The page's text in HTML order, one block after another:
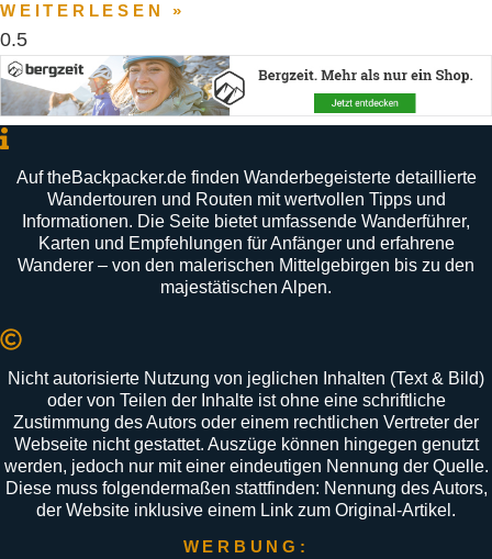
WEITERLESEN »
Auf theBackpacker.de finden Wanderbegeisterte detaillierte
Wandertouren und Routen mit wertvollen Tipps und
Informationen. Die Seite bietet umfassende Wanderführer,
Karten und Empfehlungen für Anfänger und erfahrene
Wanderer – von den malerischen Mittelgebirgen bis zu den
majestätischen Alpen.
Nicht autorisierte Nutzung von jeglichen Inhalten (Text & Bild)
oder von Teilen der Inhalte ist ohne eine schriftliche
Zustimmung des Autors oder einem rechtlichen Vertreter der
Webseite nicht gestattet. Auszüge können hingegen genutzt
werden, jedoch nur mit einer eindeutigen Nennung der Quelle.
Diese muss folgendermaßen stattfinden: Nennung des Autors,
der Website inklusive einem Link zum Original-Artikel.
WERBUNG: